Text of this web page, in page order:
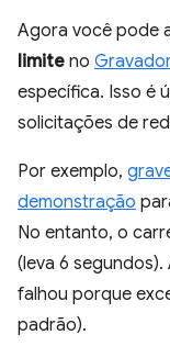
Agora você pode
limite no
específica. Isso é
solicitações de
Por exemplo,
demonstração
No entanto, o
(leva 6 segundos).
falhou porque
padrão).